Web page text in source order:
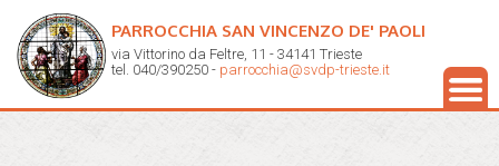
PARROCCHIA SAN VINCENZO DE' PAOLI
via Vittorino da Feltre, 11 - 34141 Trieste
tel. 040/390250 - parrocchia@svdp-trieste.it